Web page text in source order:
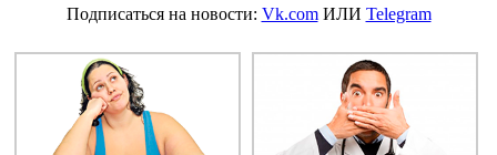
Подписаться на новости: Vk.comИЛИ Telegram